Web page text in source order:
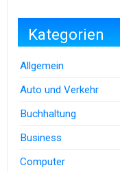
Kategorien
Allgemein
Auto und Verkehr
Buchhaltung
Business
Computer